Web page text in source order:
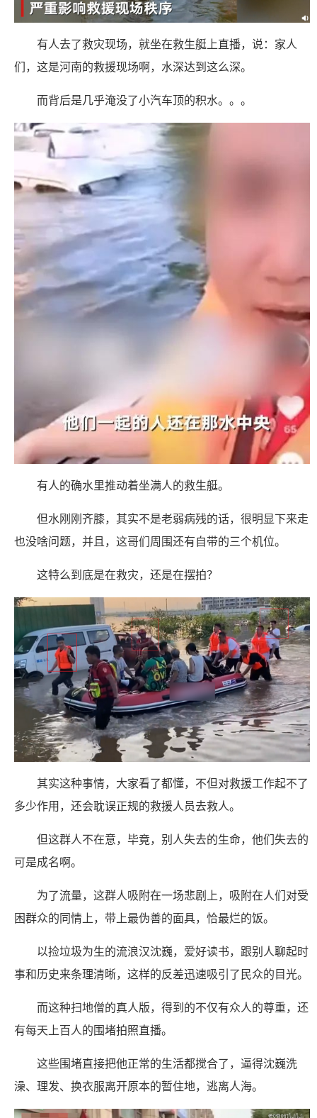
有人去了救灾现场，就坐在救生艇上直播，说：家人
们，这是河南的救援现场啊，水深达到这么深。
而背后是几乎淹没了小汽车顶的积水。。。
有人的确水里推动着坐满人的救生艇。
但水刚刚齐膝，其实不是老弱病残的话，很明显下来走
也没啥问题，并且，这哥们周围还有自带的三个机位。
这特么到底是在救灾，还是在摆拍？
其实这种事情，大家看了都懂，不但对救援工作起不了
多少作用，还会耽误正规的救援人员去救人。
但这群人不在意，毕竟，别人失去的生命，他们失去的
可是成名啊。
为了流量，这群人吸附在一场悲剧上，吸附在人们对受
困群众的同情上，带上最伪善的面具，恰最烂的饭。
以捡垃圾为生的流浪汉沈巍，爱好读书，跟别人聊起时
事和历史来条理清晰，这样的反差迅速吸引了民众的目光。
而这种扫地僧的真人版，得到的不仅有众人的尊重，还
有每天上百人的围堵拍照直播。
这些围堵直接把他正常的生活都搅合了，逼得沈巍洗
澡、理发、换衣服离开原本的暂住地，逃离人海。